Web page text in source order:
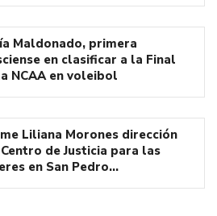
Maldonado, primera
en clasificar a la Final
NCAA en voleibol
Liliana Morones dirección
de Justicia para las
en San Pedro…